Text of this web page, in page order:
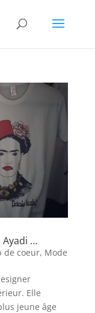
Ayadi …
de coeur, Mode
Elle
jeune âge